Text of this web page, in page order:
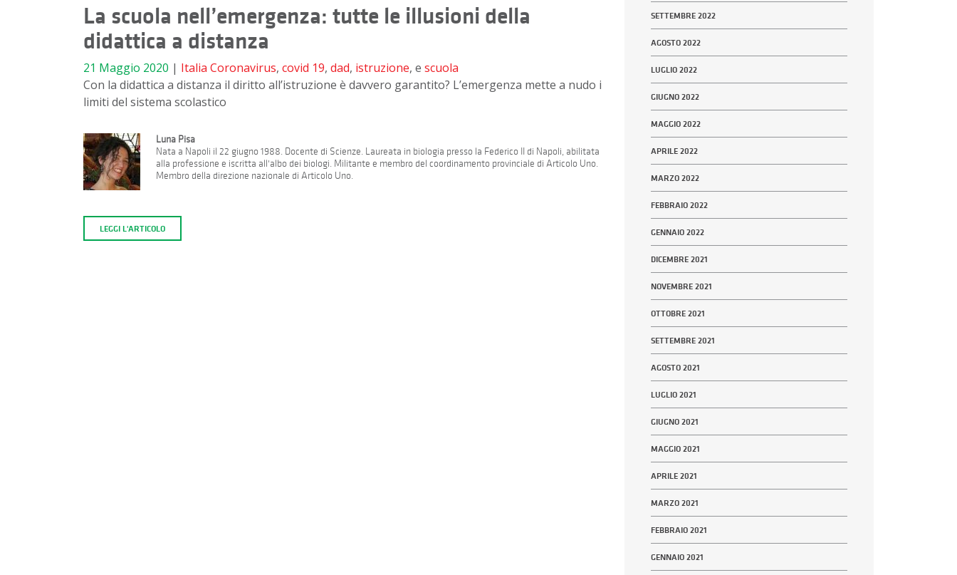
La scuola nell’emergenza: tutte le illusioni della
didattica a distanza
21 Maggio 2020 | Italia Coronavirus, covid 19, dad, istruzione, e scuola
Con la didattica a distanza il diritto all’istruzione è davvero garantito? L’emergenza mette a nudo i
limiti del sistema scolastico
Luna Pisa
Nata a Napoli il 22 giugno 1988. Docente di Scienze. Laureata in biologia presso la Federico II di Napoli, abilitata
alla professione e iscritta all'albo dei biologi. Militante e membro del coordinamento provinciale di Articolo Uno.
Membro della direzione nazionale di Articolo Uno.
LEGGI L'ARTICOLO
SETTEMBRE 2022
AGOSTO 2022
LUGLIO 2022
GIUGNO 2022
MAGGIO 2022
APRILE 2022
MARZO 2022
FEBBRAIO 2022
GENNAIO 2022
DICEMBRE 2021
NOVEMBRE 2021
OTTOBRE 2021
SETTEMBRE 2021
AGOSTO 2021
LUGLIO 2021
GIUGNO 2021
MAGGIO 2021
APRILE 2021
MARZO 2021
FEBBRAIO 2021
GENNAIO 2021